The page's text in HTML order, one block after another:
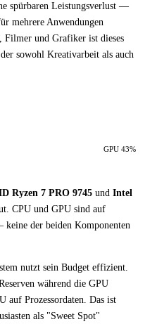
spürbaren Leistungsverlust —
mehrere Anwendungen
Filmer und Grafiker ist dieses
sowohl Kreativarbeit als auch
GPU 43%
Ryzen 7 PRO 9745 und Intel
CPU und GPU sind auf
der beiden Komponenten
nutzt sein Budget effizient.
während die GPU
auf Prozessordaten. Das ist
als "Sweet Spot"